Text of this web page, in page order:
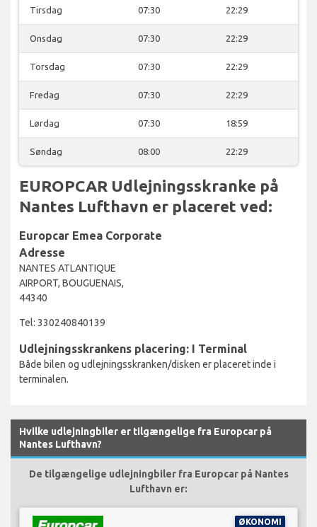
Tirsdag 07:30 22:29
Onsdag 07:30 22:29
Torsdag 07:30 22:29
Fredag 07:30 22:29
Lørdag 07:30 18:59
Søndag 08:00 22:29
EUROPCAR Udlejningsskranke på
Nantes Lufthavn er placeret ved:
Europcar Emea Corporate
Adresse
NANTES ATLANTIQUE
AIRPORT, BOUGUENAIS,
44340
Tel: 330240840139
Udlejningsskrankens placering: I Terminal
Både bilen og udlejningsskranken/disken er placeret inde i
terminalen.
Hvilke udlejningbiler er tilgængelige fra Europcar på
Nantes Lufthavn?
De tilgængelige udlejningbiler fra Europcar på Nantes
Lufthavn er:
ØKONOMI